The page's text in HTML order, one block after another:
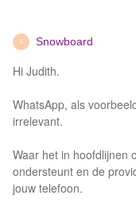
S Snowboard
Hi Judith.
WhatsApp, als
irrelevant.
Waar het in hoofdlijnen
ondersteunt en de
jouw telefoon.